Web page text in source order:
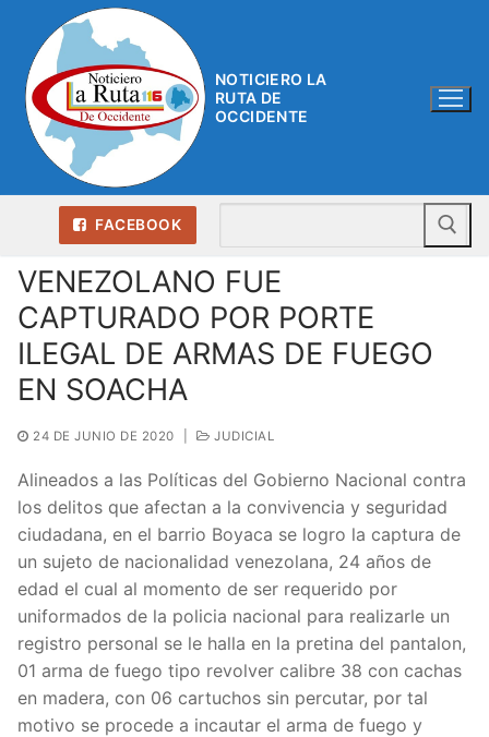
contenido
NOTICIERO LA
RUTA DE
OCCIDENTE
FACEBOOK
VENEZOLANO FUE
CAPTURADO POR PORTE
ILEGAL DE ARMAS DE FUEGO
EN SOACHA
24 DE JUNIO DE 2020 JUDICIAL
Alineados a las Políticas del Gobierno Nacional contra
los delitos que afectan a la convivencia y seguridad
ciudadana, en el barrio Boyaca se logro la captura de
un sujeto de nacionalidad venezolana, 24 años de
edad el cual al momento de ser requerido por
uniformados de la policia nacional para realizarle un
registro personal se le halla en la pretina del pantalon,
01 arma de fuego tipo revolver calibre 38 con cachas
en madera, con 06 cartuchos sin percutar, por tal
motivo se procede a incautar el arma de fuego y